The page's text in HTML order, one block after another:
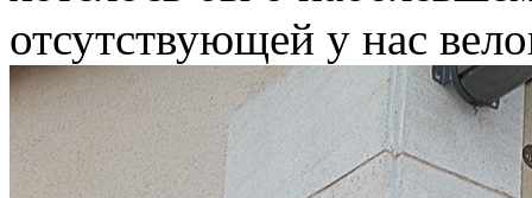
отсутствующей у нас